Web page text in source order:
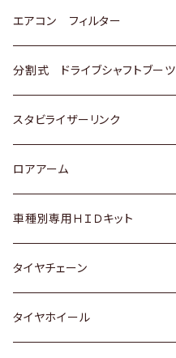
スバル
マツダ
三菱
スバル
三菱
スバル
スズキ
日産
いすゞ
ダイハツ
マツダ
三菱
スバル
トヨタ
ホンダ
スズキ
日産
ダイハツ
マツダ
三菱
エアコン フィルター
トヨタ
ホンダ
スズキ
日産
いすゞ
ダイハツ
分割式 ドライブシャフトブーツ
トヨタ
ホンダ
スズキ
日産
ダイハツ
スタビライザーリンク
トヨタ
ホンダ
スズキ
日産
ロアアーム
ホンダ
スズキ
日産
車種別専用ＨＩＤキット
トヨタ
マツダ
タイヤチェーン
タイヤホイール